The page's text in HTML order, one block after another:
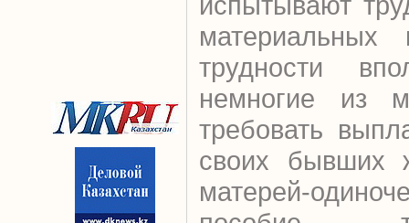
трудности
немногие из
требовать
своих
матерей-